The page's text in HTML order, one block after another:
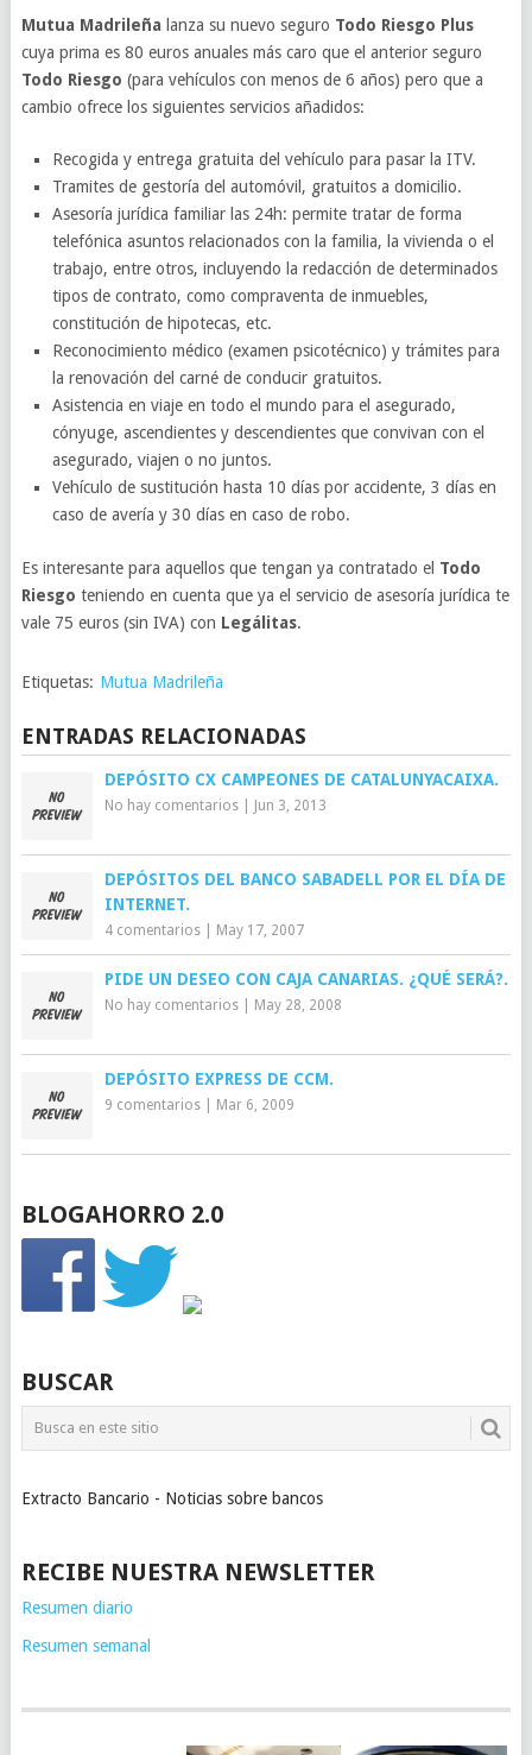
Mutua Madrileña lanza su nuevo seguro Todo Riesgo Plus
cuya prima es 80 euros anuales más caro que el anterior seguro
Todo Riesgo (para vehículos con menos de 6 años) pero que a
cambio ofrece los siguientes servicios añadidos:
Recogida y entrega gratuita del vehículo para pasar la ITV.
Tramites de gestoría del automóvil, gratuitos a domicilio.
Asesoría jurídica familiar las 24h: permite tratar de forma
telefónica asuntos relacionados con la familia, la vivienda o el
trabajo, entre otros, incluyendo la redacción de determinados
tipos de contrato, como compraventa de inmuebles,
constitución de hipotecas, etc.
Reconocimiento médico (examen psicotécnico) y trámites para
la renovación del carné de conducir gratuitos.
Asistencia en viaje en todo el mundo para el asegurado,
cónyuge, ascendientes y descendientes que convivan con el
asegurado, viajen o no juntos.
Vehículo de sustitución hasta 10 días por accidente, 3 días en
caso de avería y 30 días en caso de robo.
Es interesante para aquellos que tengan ya contratado el Todo
Riesgo teniendo en cuenta que ya el servicio de asesoría jurídica te
vale 75 euros (sin IVA) con Legálitas.
Etiquetas: Mutua Madrileña
ENTRADAS RELACIONADAS
DEPÓSITO CX CAMPEONES DE CATALUNYACAIXA.
No hay comentarios| Jun 3, 2013
DEPÓSITOS DEL BANCO SABADELL POR EL DÍA DE
INTERNET.
4 comentarios| May 17, 2007
PIDE UN DESEO CON CAJA CANARIAS. ¿QUÉ SERÁ?.
No hay comentarios| May 28, 2008
DEPÓSITO EXPRESS DE CCM.
9 comentarios| Mar 6, 2009
BLOGAHORRO 2.0
BUSCAR
Extracto Bancario - Noticias sobre bancos
RECIBE NUESTRA NEWSLETTER
Resumen diario
Resumen semanal